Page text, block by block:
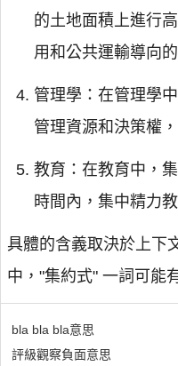
的土地面積上進行
用和公共運輸導向
管理學：在管理學
管理資源和決策權
教育：在教育中，
時間內，集中精力
具體的含義取決於上下
中，"集約式" 一詞可能
bla bla bla意思
評級觀察負面意思